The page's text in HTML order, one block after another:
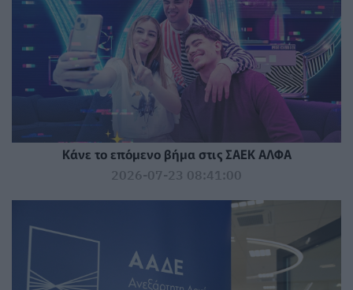
Κάνε το επόμενο βήμα στις ΣΑΕΚ ΑΛΦΑ
2026-07-23 08:41:00